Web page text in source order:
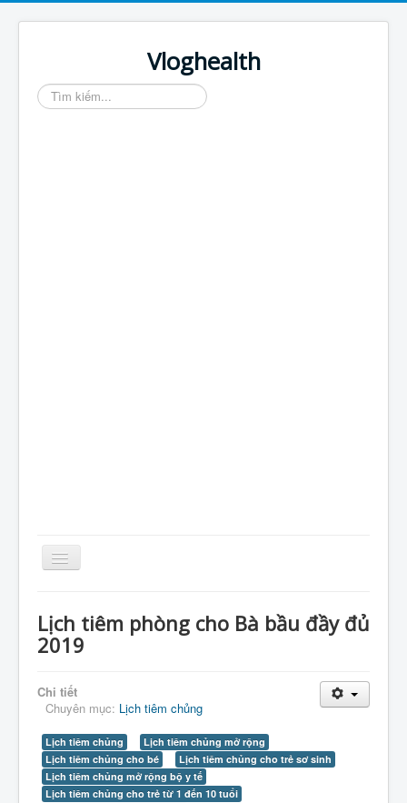
Vloghealth
Tìm
kiếm...
Toggle
Navigation
Giới Thiệu
Sản Phẩm
Thực Phẩm
VietNam
Lịch tiêm phòng cho Bà bầu đầy đủ
2019
Chi tiết
Chuyên mục: Lịch tiêm chủng
Lịch tiêm chủng
Lịch tiêm chủng mở rộng
Lịch tiêm chủng cho bé
Lịch tiêm chủng cho trẻ sơ sinh
Lịch tiêm chủng mở rộng bộ y tế
Lịch tiêm chủng cho trẻ từ 1 đến 10 tuổi